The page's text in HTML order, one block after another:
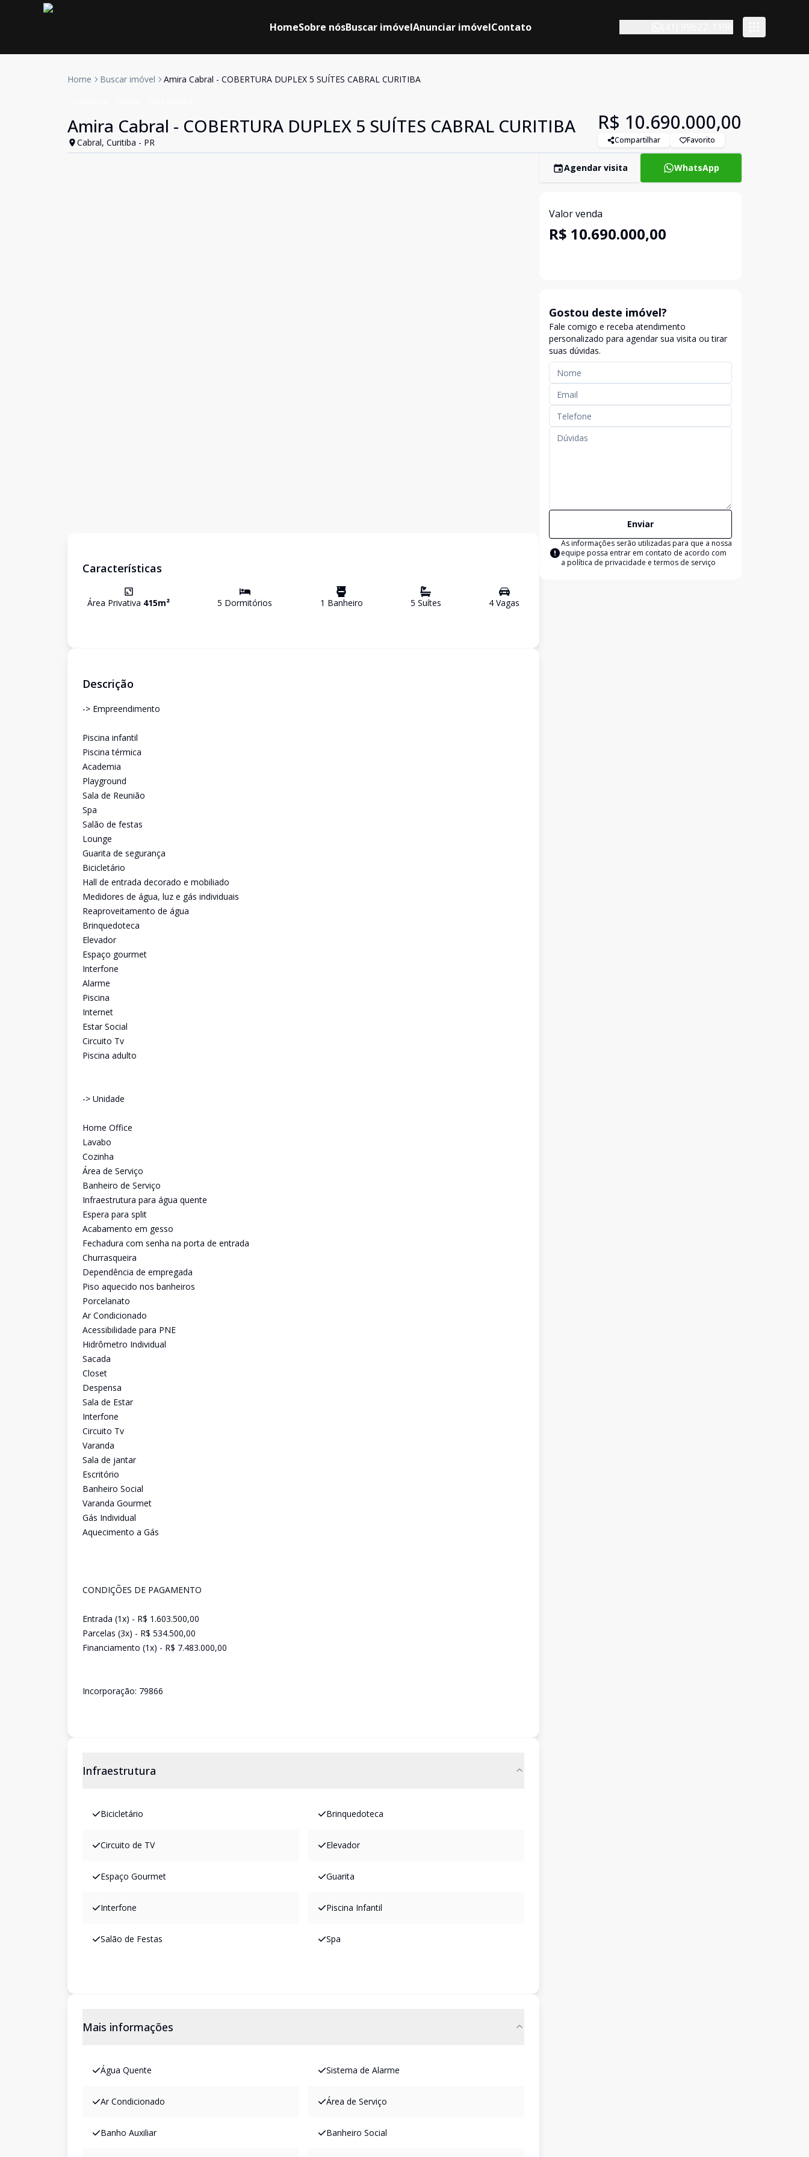
HomeSobre nósBuscar imóvelAnunciar imóvelContato
Home Buscar imóvel Amira Cabral - COBERTURA DUPLEX 5 SUÍTES CABRAL CURITIBA
Amira Cabral - COBERTURA DUPLEX 5 SUÍTES CABRAL CURITIBA
Cabral, Curitiba - PR
R$ 10.690.000,00
Compartilhar Favorito
Características
Área Privativa 415m² 5 Dormitórios 1 Banheiro 5 Suítes 4 Vagas
Descrição
-> Empreendimento
Piscina infantil
Piscina térmica
Academia
Playground
Sala de Reunião
Spa
Salão de festas
Lounge
Guarita de segurança
Bicicletário
Hall de entrada decorado e mobiliado
Medidores de água, luz e gás individuais
Reaproveitamento de água
Brinquedoteca
Elevador
Espaço gourmet
Interfone
Alarme
Piscina
Internet
Estar Social
Circuito Tv
Piscina adulto
-> Unidade
Home Office
Lavabo
Cozinha
Área de Serviço
Banheiro de Serviço
Infraestrutura para água quente
Espera para split
Acabamento em gesso
Fechadura com senha na porta de entrada
Churrasqueira
Dependência de empregada
Piso aquecido nos banheiros
Porcelanato
Ar Condicionado
Acessibilidade para PNE
Hidrômetro Individual
Sacada
Closet
Despensa
Sala de Estar
Interfone
Circuito Tv
Varanda
Sala de jantar
Escritório
Banheiro Social
Varanda Gourmet
Gás Individual
Aquecimento a Gás
CONDIÇÕES DE PAGAMENTO
Entrada (1x) - R$ 1.603.500,00
Parcelas (3x) - R$ 534.500,00
Financiamento (1x) - R$ 7.483.000,00
Incorporação: 79866
Infraestrutura
Bicicletário Brinquedoteca
Circuito de TV Elevador
Espaço Gourmet Guarita
Interfone Piscina Infantil
Salão de Festas Spa
Mais informações
Água Quente Sistema de Alarme
Ar Condicionado Área de Serviço
Banho Auxiliar Banheiro Social
Agendar visita WhatsApp
Valor venda
R$ 10.690.000,00
Gostou deste imóvel?
Fale comigo e receba atendimento
personalizado para agendar sua visita ou tirar
suas dúvidas.
Enviar
As informações serão utilizadas para que a nossa
equipe possa entrar em contato de acordo com
a política de privacidade e termos de serviço